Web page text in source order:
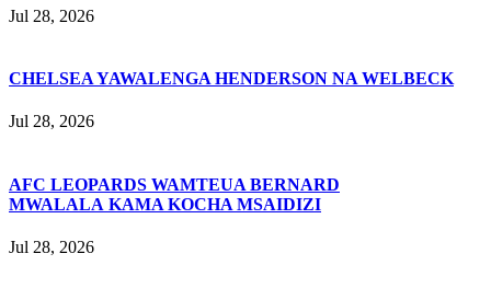
Jul 28, 2026
CHELSEA YAWALENGA HENDERSON NA WELBECK
Jul 28, 2026
AFC LEOPARDS WAMTEUA BERNARD
MWALALA KAMA KOCHA MSAIDIZI
Jul 28, 2026